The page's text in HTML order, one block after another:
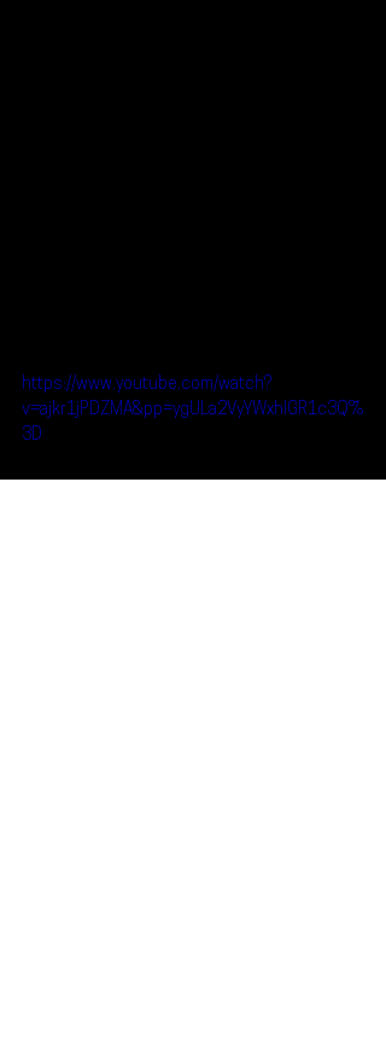
https://www.youtube.com/watch?
v=ajkr1jPDZMA&pp=ygULa2VyYWxhIGR1c3Q%
3D